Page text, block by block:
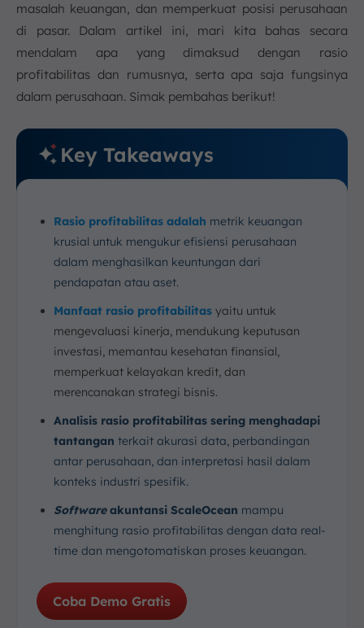
masalah keuangan, dan memperkuat posisi perusahaan
di pasar. Dalam artikel ini, mari kita bahas secara
mendalam apa yang dimaksud dengan rasio
profitabilitas dan rumusnya, serta apa saja fungsinya
dalam perusahaan. Simak pembahas berikut!
Key Takeaways
Rasio profitabilitas adalah metrik keuangan
krusial untuk mengukur efisiensi perusahaan
dalam menghasilkan keuntungan dari
pendapatan atau aset.
Manfaat rasio profitabilitas yaitu untuk
mengevaluasi kinerja, mendukung keputusan
investasi, memantau kesehatan finansial,
memperkuat kelayakan kredit, dan
merencanakan strategi bisnis.
Analisis rasio profitabilitas sering menghadapi
tantangan terkait akurasi data, perbandingan
antar perusahaan, dan interpretasi hasil dalam
konteks industri spesifik.
Softwareakuntansi ScaleOcean mampu
menghitung rasio profitabilitas dengan data real-
time dan mengotomatiskan proses keuangan.
Coba Demo Gratis